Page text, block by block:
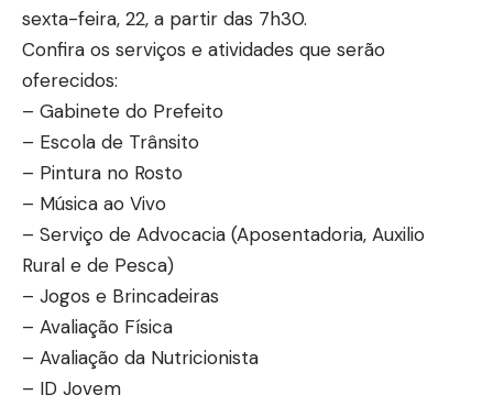
sexta-feira, 22, a partir das 7h30.
Confira os serviços e atividades que serão
oferecidos:
– Gabinete do Prefeito
– Escola de Trânsito
– Pintura no Rosto
– Música ao Vivo
– Serviço de Advocacia (Aposentadoria, Auxilio
Rural e de Pesca)
– Jogos e Brincadeiras
– Avaliação Física
– Avaliação da Nutricionista
– ID Jovem